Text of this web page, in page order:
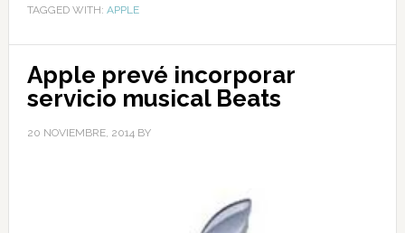
TAGGED WITH: APPLE
Apple prevé incorporar
servicio musical Beats
20 NOVIEMBRE, 2014 BY